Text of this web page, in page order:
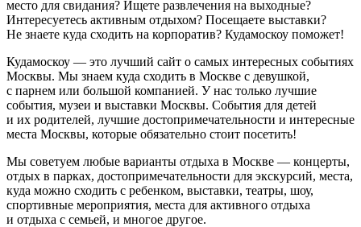
место для свидания? Ищете развлечения на выходные?
Интересуетесь активным отдыхом? Посещаете выставки?
Не знаете куда сходить на корпоратив? Кудамоскоу поможет!
Кудамоскоу — это лучший сайт о самых интересных событиях
Москвы. Мы знаем куда сходить в Москве с девушкой,
с парнем или большой компанией. У нас только лучшие
события, музеи и выставки Москвы. События для детей
и их родителей, лучшие достопримечательности и интересные
места Москвы, которые обязательно стоит посетить!
Мы советуем любые варианты отдыха в Москве — концерты,
отдых в парках, достопримечательности для экскурсий, места,
куда можно сходить с ребенком, выставки, театры, шоу,
спортивные мероприятия, места для активного отдыха
и отдыха с семьей, и многое другое.